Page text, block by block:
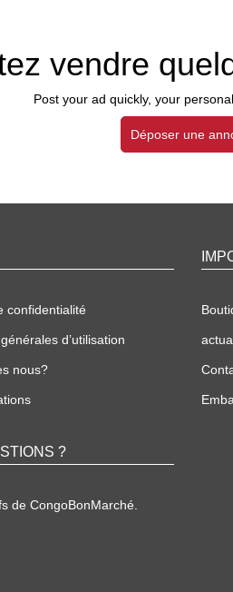
vendre
Post your ad quickly, your
Déposer une
confidentialité
d’utilisation
nous?
?
de CongoBonMarché.